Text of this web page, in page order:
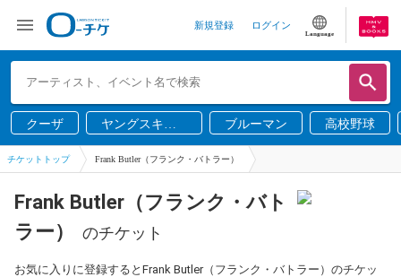
新規登録 ログイン
Language
クーザ
ヤングスキニ
ー
ブルーマン 高校野球
チケットトップ Frank Butler（フランク・バトラー）
Frank Butler（フランク・バト
ラー）
のチケット
お気に入りに登録するとFrank Butler（フランク・バトラー）のチケッ